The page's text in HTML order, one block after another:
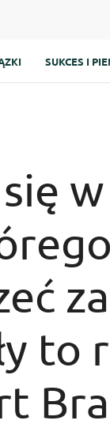
SUKCES I
to